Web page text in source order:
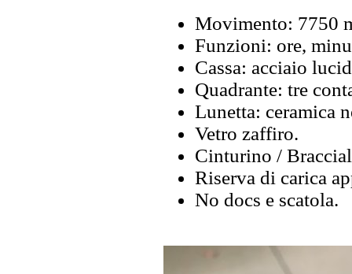
Movimento: 7750
Funzioni: ore,
Cassa: acciaio
Quadrante: tre
Lunetta: ceramica
Vetro zaffiro.
Cinturino /
Riserva di carica
No docs e scatola.